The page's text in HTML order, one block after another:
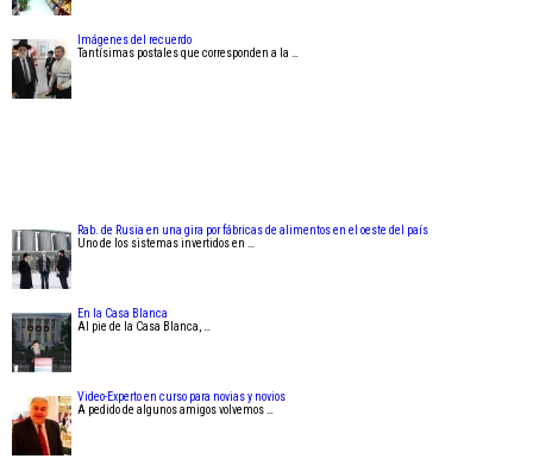
Imágenes del recuerdo
Tantísimas postales que corresponden a la …
Rab. de Rusia en una gira por fábricas de alimentos en el oeste del país
Uno de los sistemas invertidos en …
En la Casa Blanca
Al pie de la Casa Blanca, …
Video-Experto en curso para novias y novios
A pedido de algunos amigos volvemos …